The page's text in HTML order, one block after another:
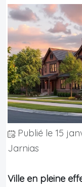
Publié le 15
Jarnias
Ville en pleine